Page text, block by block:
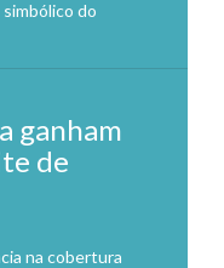
do
ganham
de
na cobertura